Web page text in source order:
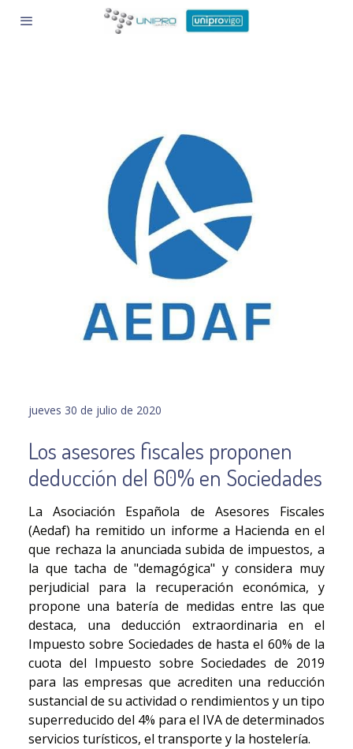
jueves 30 de julio de 2020
Los asesores fiscales proponen
deducción del 60% en Sociedades
La Asociación Española de Asesores Fiscales
(Aedaf) ha remitido un informe a Hacienda en el
que rechaza la anunciada subida de impuestos, a
la que tacha de "demagógica" y considera muy
perjudicial para la recuperación económica, y
propone una batería de medidas entre las que
destaca, una deducción extraordinaria en el
Impuesto sobre Sociedades de hasta el 60% de la
cuota del Impuesto sobre Sociedades de 2019
para las empresas que acrediten una reducción
sustancial de su actividad o rendimientos y un tipo
superreducido del 4% para el IVA de determinados
servicios turísticos, el transporte y la hostelería.